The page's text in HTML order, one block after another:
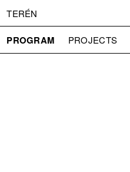
TERÉN
PROGRAM PROJECTS